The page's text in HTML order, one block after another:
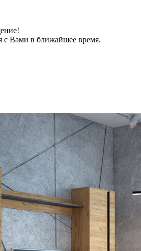
с Вами в ближайшее время.